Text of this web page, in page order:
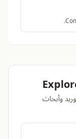
وأبحاث